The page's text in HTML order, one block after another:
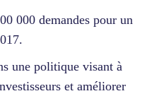
000 demandes pour un
une politique visant à
et améliorer